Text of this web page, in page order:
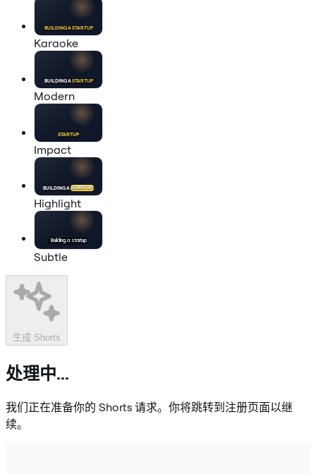
BUILDING ASTARTUP
Karaoke
BUILDING ASTARTUP
Modern
STARTUP
Impact
BUILDING A STARTUP
Highlight
Building a startup
Subtle
生成 Shorts
处理中...
我们正在准备你的 Shorts 请求。你将跳转到注册页面以继
续。